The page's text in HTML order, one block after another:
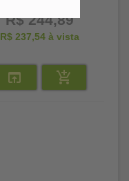
R$ 244,89
R$ 237,54à vista